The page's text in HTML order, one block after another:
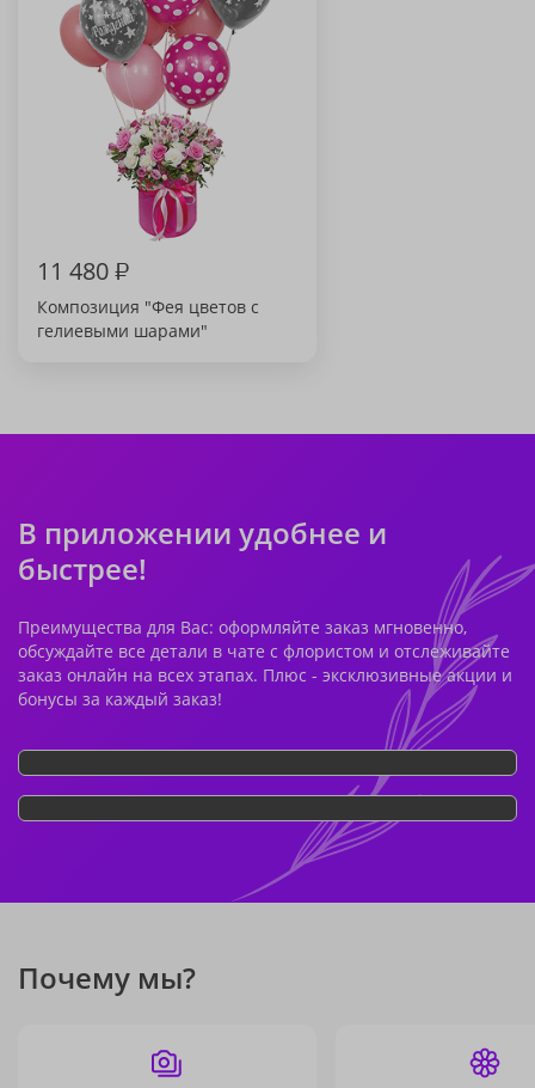
11 480₽
Композиция "Фея цветов с
гелиевыми шарами"
В приложении удобнее и
быстрее!
Преимущества для Вас: оформляйте заказ мгновенно,
обсуждайте все детали в чате с флористом и отслеживайте
заказ онлайн на всех этапах. Плюс - эксклюзивные акции и
бонусы за каждый заказ!
Почему мы?